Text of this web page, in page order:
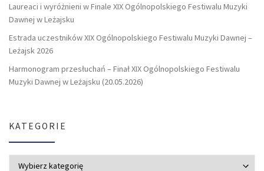
Laureaci i wyróżnieni w Finale XIX Ogólnopolskiego Festiwalu Muzyki
Dawnej w Leżajsku
Estrada uczestników XIX Ogólnopolskiego Festiwalu Muzyki Dawnej –
Leżajsk 2026
Harmonogram przesłuchań – Finał XIX Ogólnopolskiego Festiwalu
Muzyki Dawnej w Leżajsku (20.05.2026)
KATEGORIE